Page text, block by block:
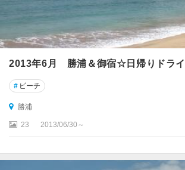
2013年6月 勝浦＆御宿☆日帰りドラ
# ビーチ
勝浦
23 2013/06/30～